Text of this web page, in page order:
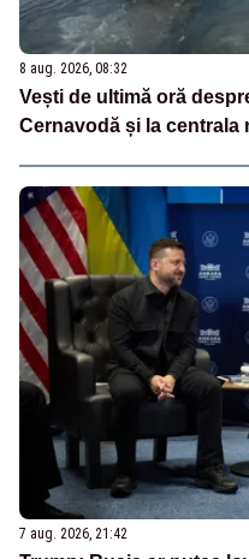
8 aug. 2026, 08:32
Vești de ultimă oră
Cernavodă și la centrala
7 aug. 2026, 21:42